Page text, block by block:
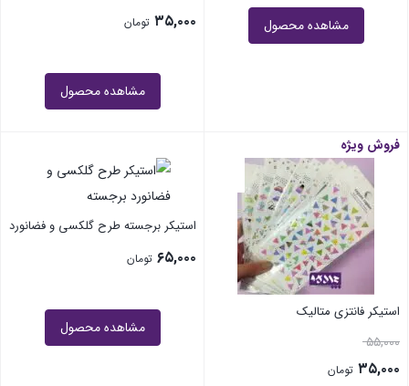
مشاهده محصول ۳۵,۰۰۰ تومان
مشاهده محصول
فروش ویژه
استیکر فانتزی متالیک
۵۵,۰۰۰
۳۵,۰۰۰ تومان
استیکر برجسته طرح گلکسی و فضانورد
۶۵,۰۰۰ تومان
مشاهده محصول